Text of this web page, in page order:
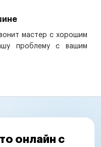
мастер с хорошим
проблему с вашим
онлайн с